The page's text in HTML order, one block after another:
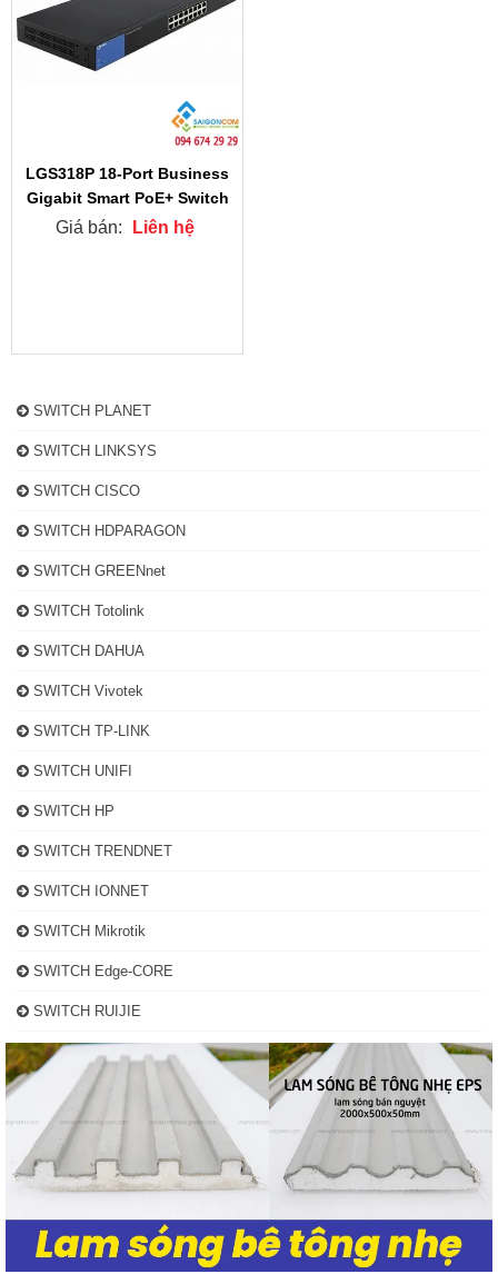
LGS318P 18-Port Business
Gigabit Smart PoE+ Switch
Giá bán: Liên hệ
SWITCH PLANET
SWITCH LINKSYS
SWITCH CISCO
SWITCH HDPARAGON
SWITCH GREENnet
SWITCH Totolink
SWITCH DAHUA
SWITCH Vivotek
SWITCH TP-LINK
SWITCH UNIFI
SWITCH HP
SWITCH TRENDNET
SWITCH IONNET
SWITCH Mikrotik
SWITCH Edge-CORE
SWITCH RUIJIE